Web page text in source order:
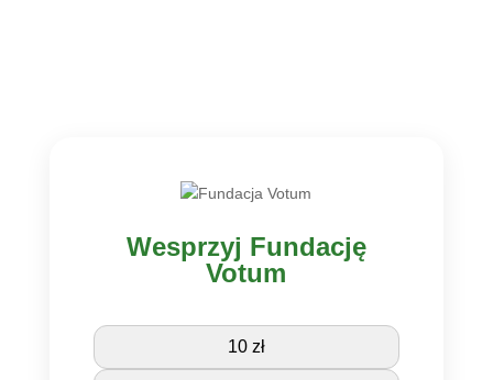
Wesprzyj Fundację
Votum
10 zł